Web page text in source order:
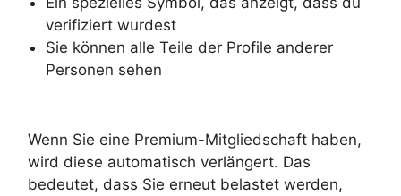
verifiziert wurdest
Sie können alle Teile der Profile anderer
Personen sehen
Wenn Sie eine Premium-Mitgliedschaft haben,
wird diese automatisch verlängert. Das
bedeutet, dass Sie erneut belastet werden,